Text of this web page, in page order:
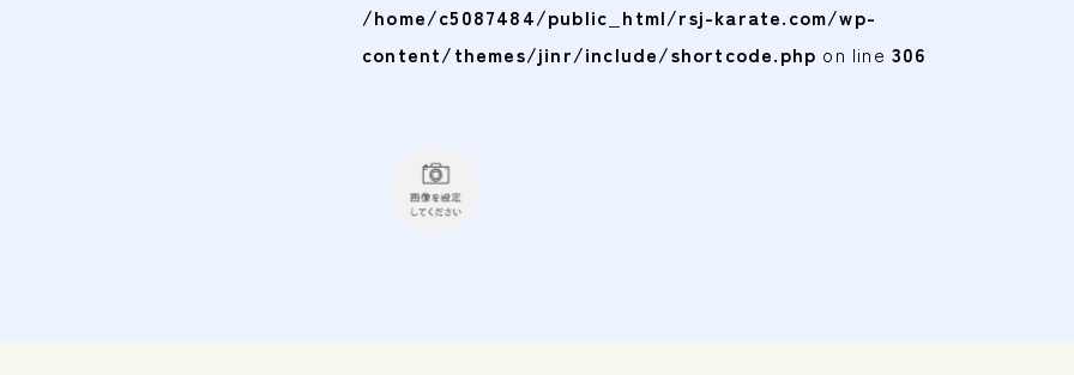
/home/c5087484/public_html/rsj-karate.com/wp-
content/themes/jinr/include/shortcode.php on line306